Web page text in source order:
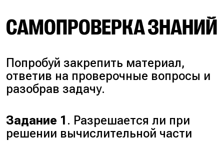
$x = 3$.
равны 3. Треугольник $BEF$
является равнобедренным. Для
нахождения его площади
применим формулу через синус
угла. Найдём $\sin B$ из
большого треугольника $ABC$.
$\sin B = \dfrac{AC}{BC}$.
САМОПРОВЕРКА ЗНАНИЙ
Попробуй закрепить материал,
ответив на проверочные вопросы и
разобрав задачу.
Задание 1 . Разрешается ли при
решении вычислительной части